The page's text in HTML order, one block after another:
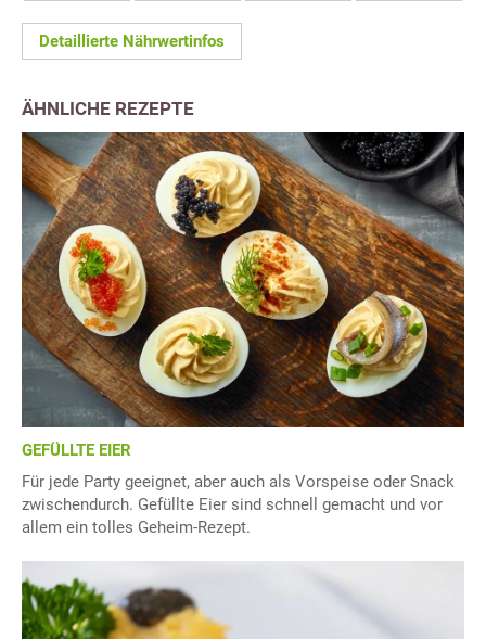
Detaillierte Nährwertinfos
ÄHNLICHE REZEPTE
GEFÜLLTE EIER
Für jede Party geeignet, aber auch als Vorspeise oder Snack
zwischendurch. Gefüllte Eier sind schnell gemacht und vor
allem ein tolles Geheim-Rezept.